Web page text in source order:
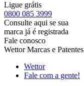
Ligue grátis
0800 085 3999
Consulte aqui se sua
marca já é registrada
Fale conosco
Wettor Marcas e Patentes
Wettor
Fale com a gente!